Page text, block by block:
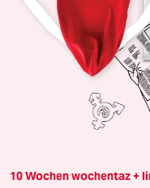
10 Wochen wochentaz